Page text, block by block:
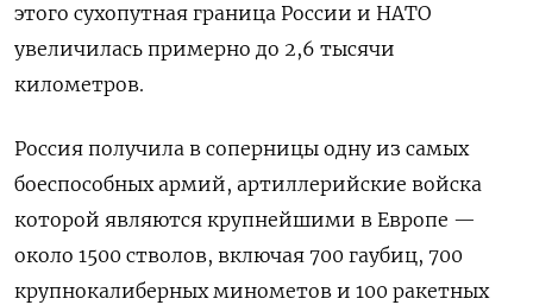
этого сухопутная граница России и НАТО
увеличилась примерно до 2,6 тысячи
километров.
Россия получила в соперницы одну из самых
боеспособных армий, артиллерийские войска
которой являются крупнейшими в Европе —
около 1500 стволов, включая 700 гаубиц, 700
крупнокалиберных минометов и 100 ракетных